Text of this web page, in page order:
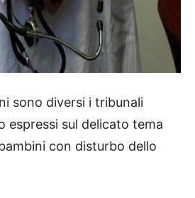
sono diversi i tribunali
espressi sul delicato tema
con disturbo dello